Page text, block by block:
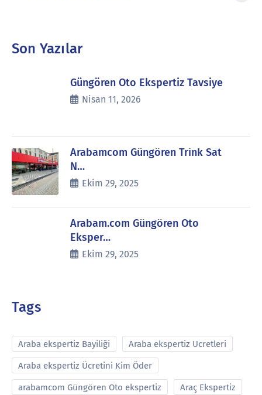
Son Yazılar
Güngören Oto Ekspertiz Tavsiye
Nisan 11, 2026
Arabamcom Güngören Trink Sat
N…
Ekim 29, 2025
Arabam.com Güngören Oto
Eksper…
Ekim 29, 2025
Tags
Araba ekspertiz Bayiliği Araba ekspertiz Ucretleri
Araba ekspertiz Ücretini Kim Öder
arabamcom Güngören Oto ekspertiz Araç Ekspertiz